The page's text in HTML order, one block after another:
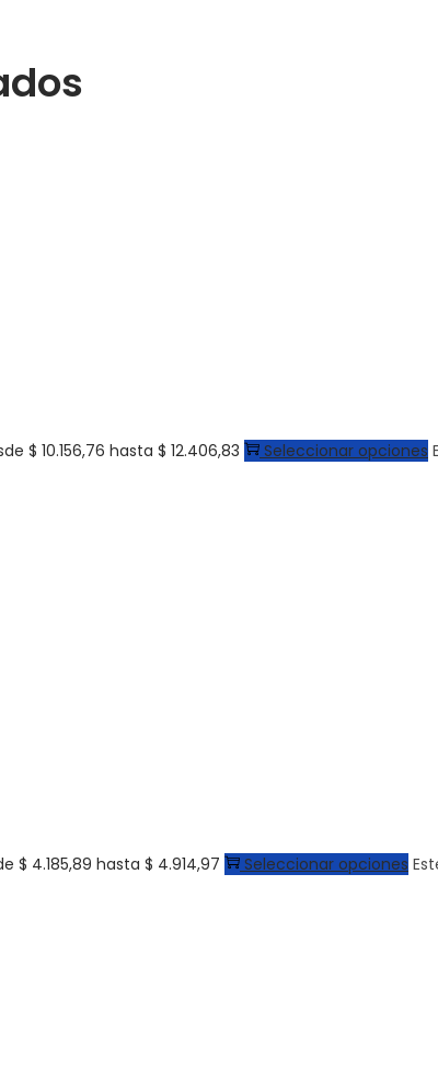
$ 10.156,76 hasta $ 12.406,83 Seleccionar opciones
$ 4.185,89 hasta $ 4.914,97 Seleccionar opciones